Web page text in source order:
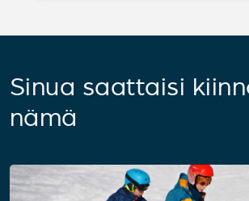
Sinua saattaisi
nämä